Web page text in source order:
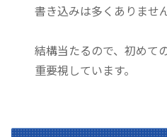
書き込みは多くありませ
結構当たるので、初めて
重要視しています。